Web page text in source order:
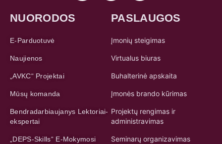
NUORODOS
E-Parduotuvė
Naujienos
„AVKC“ Projektai
Mūsų komanda
Bendradarbiaujanys Lektoriai-
ekspertai
„DEPS-Skills“ E-Mokymosi
PASLAUGOS
Įmonių steigimas
Virtualus biuras
Buhalterinė apskaita
Įmonės brando kūrimas
Projektų rengimas ir
administravimas
Seminarų organizavimas